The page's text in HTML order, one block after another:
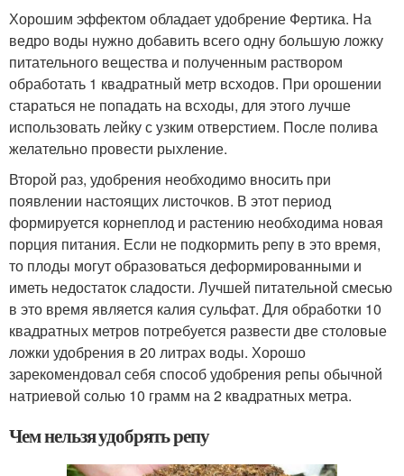
Хорошим эффектом обладает удобрение Фертика. На
ведро воды нужно добавить всего одну большую ложку
питательного вещества и полученным раствором
обработать 1 квадратный метр всходов. При орошении
стараться не попадать на всходы, для этого лучше
использовать лейку с узким отверстием. После полива
желательно провести рыхление.
Второй раз, удобрения необходимо вносить при
появлении настоящих листочков. В этот период
формируется корнеплод и растению необходима новая
порция питания. Если не подкормить репу в это время,
то плоды могут образоваться деформированными и
иметь недостаток сладости. Лучшей питательной смесью
в это время является калия сульфат. Для обработки 10
квадратных метров потребуется развести две столовые
ложки удобрения в 20 литрах воды. Хорошо
зарекомендовал себя способ удобрения репы обычной
натриевой солью 10 грамм на 2 квадратных метра.
Чем нельзя удобрять репу